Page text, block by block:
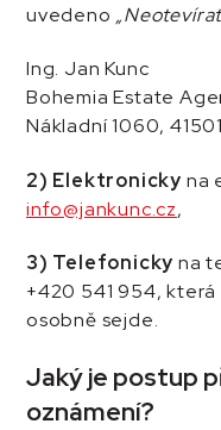
uvedeno
Ing. Jan Kunc
Bohemia Estate
Nákladní 1060,
2) Elektronicky na
info@jankunc.cz,
3) Telefonicky na
+420 541 954,
osobně sejde.
Jaký je postup
oznámení?